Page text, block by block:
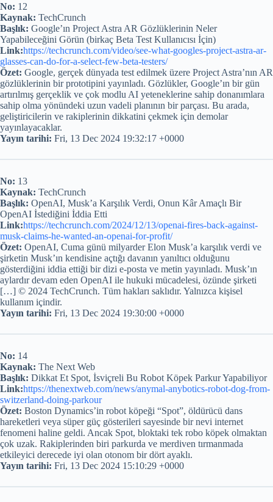
No: 12
Kaynak: TechCrunch
Başlık: Google’ın Project Astra AR Gözlüklerinin Neler
Yapabileceğini Görün (birkaç Beta Test Kullanıcısı İçin)
Link:https://techcrunch.com/video/see-what-googles-project-astra-ar-
glasses-can-do-for-a-select-few-beta-testers/
Özet: Google, gerçek dünyada test edilmek üzere Project Astra’nın AR
gözlüklerinin bir prototipini yayınladı. Gözlükler, Google’ın bir gün
artırılmış gerçeklik ve çok modlu AI yeteneklerine sahip donanımlara
sahip olma yönündeki uzun vadeli planının bir parçası. Bu arada,
geliştiricilerin ve rakiplerinin dikkatini çekmek için demolar
yayınlayacaklar.
Yayın tarihi: Fri, 13 Dec 2024 19:32:17 +0000
No: 13
Kaynak: TechCrunch
Başlık: OpenAI, Musk’a Karşılık Verdi, Onun Kâr Amaçlı Bir
OpenAI İstediğini İddia Etti
Link:https://techcrunch.com/2024/12/13/openai-fires-back-against-
musk-claims-he-wanted-an-openai-for-profit/
Özet: OpenAI, Cuma günü milyarder Elon Musk’a karşılık verdi ve
şirketin Musk’ın kendisine açtığı davanın yanıltıcı olduğunu
gösterdiğini iddia ettiği bir dizi e-posta ve metin yayınladı. Musk’ın
aylardır devam eden OpenAI ile hukuki mücadelesi, özünde şirketi
[…] © 2024 TechCrunch. Tüm hakları saklıdır. Yalnızca kişisel
kullanım içindir.
Yayın tarihi: Fri, 13 Dec 2024 19:30:00 +0000
No: 14
Kaynak: The Next Web
Başlık: Dikkat Et Spot, İsviçreli Bu Robot Köpek Parkur Yapabiliyor
Link:https://thenextweb.com/news/anymal-anybotics-robot-dog-from-
switzerland-doing-parkour
Özet: Boston Dynamics’in robot köpeği “Spot”, öldürücü dans
hareketleri veya süper güç gösterileri sayesinde bir nevi internet
fenomeni haline geldi. Ancak Spot, bloktaki tek robo köpek olmaktan
çok uzak. Rakiplerinden biri parkurda ve merdiven tırmanmada
etkileyici derecede iyi olan otonom bir dört ayaklı.
Yayın tarihi: Fri, 13 Dec 2024 15:10:29 +0000